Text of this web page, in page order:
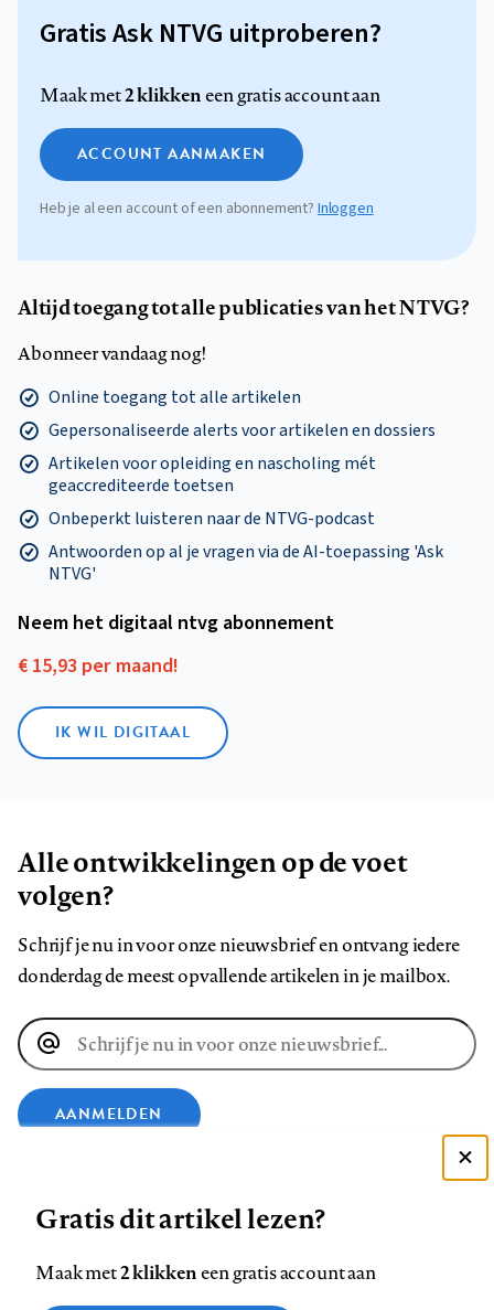
Gratis Ask NTVG uitproberen?
Maak met2 klikkeneen gratis account aan
ACCOUNT AANMAKEN
Heb je al een account of een abonnement?Inloggen
Altijd toegang tot alle publicaties van het NTVG?
Abonneer vandaag nog!
Online toegang tot alle artikelen
Gepersonaliseerde alerts voor artikelen en dossiers
Artikelen voor opleiding en nascholing mét
geaccrediteerde toetsen
Onbeperkt luisteren naar de NTVG-podcast
Antwoorden op al je vragen via de AI-toepassing 'Ask
NTVG'
Neem het digitaal ntvg abonnement
€ 15,93 per maand!
IK WIL DIGITAAL
Alle ontwikkelingen op de voet
volgen?
Schrijf je nu in voor onze nieuwsbrief en ontvang iedere
donderdag de meest opvallende artikelen in je mailbox.
E-
mailadres
AANMELDEN
ons
Zie onze cookie policy
Gratis dit artikel lezen?
Maak met2 klikkeneen gratis account aan